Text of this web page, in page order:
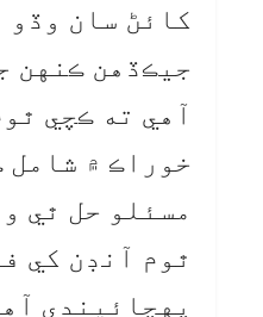
کائڻ سان وڏو
جيڪڏهن ڪنهن
آهي ته ڪچي
خوراڪ ۾ شامل
مسئلو حل ٿي
ٿوم آنڊن کي
پهچائيندي